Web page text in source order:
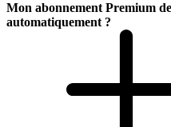
Mon abonnement Premium
automatiquement ?